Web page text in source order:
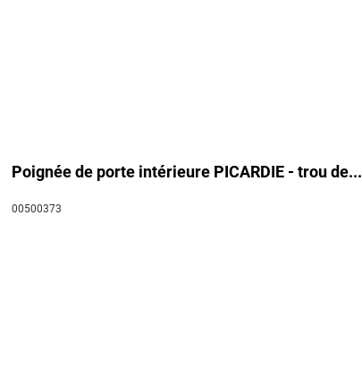
Poignée de porte intérieure PICARDIE - trou de...
00500373